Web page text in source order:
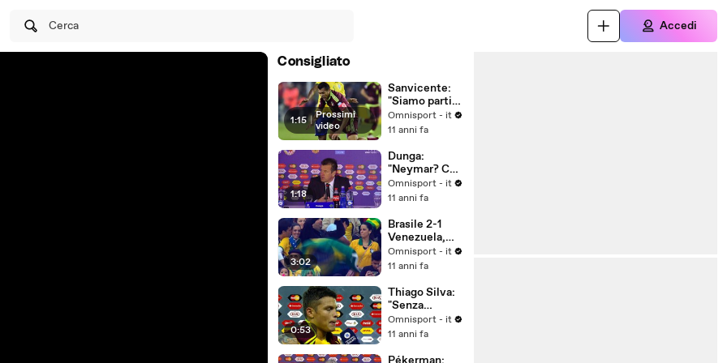
Cerca Accedi
Consigliato
1:15 | Prossimi
video
Sanvicente:
"Siamo partiti
male"
Omnisport - it
11 anni fa
1:18
Dunga:
"Neymar? Ce
ne faremo una
ragione"
Omnisport - it
11 anni fa
3:02
Brasile 2-1
Venezuela,
gruppo C
Omnisport - it
11 anni fa
0:53
Thiago Silva:
"Senza
Neymar
decisivo il
Omnisport - it
11 anni fa